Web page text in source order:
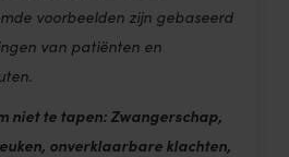
voorbeelden zijn gebaseerd
van patiënten en
niet te tapen: Zwangerschap,
onverklaarbare klachten,